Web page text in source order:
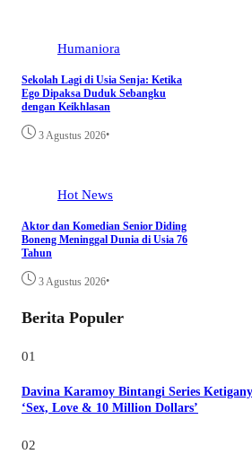
Humaniora
Sekolah Lagi di Usia Senja: Ketika
Ego Dipaksa Duduk Sebangku
dengan Keikhlasan
3 Agustus 2026•
Hot News
Aktor dan Komedian Senior Diding
Boneng Meninggal Dunia di Usia 76
Tahun
3 Agustus 2026•
Berita Populer
01
Davina Karamoy Bintangi Series
‘Sex, Love & 10 Million Dollars’
02